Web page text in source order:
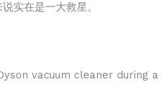
实在是一大救星。
vacuum cleaner during